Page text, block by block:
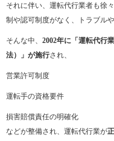
それに伴い、運転代行業者も徐
制や認可制度がなく、トラブル
そんな中、 2002年に「運転代行
法）」が施行され、
営業許可制度
運転手の資格要件
損害賠償責任の明確化
などが整備され、運転代行業が